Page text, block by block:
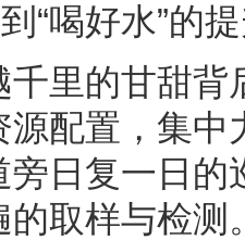
“喝好水”的
里的甘甜背
源配置，集中
旁日复一日的
的取样与检测